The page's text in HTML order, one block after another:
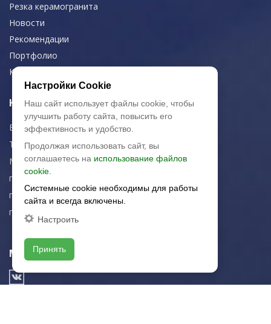
Резка керамогранита
Новости
Рекомендации
Портфолио
Контакты
Контактная информация
E-mail:zakaz@artkeramika-opt.ru
Тел.: +7 (499) 703-30-42
Московская область,
г. Красногорск
пн-чт: 09.00-18.00
пт: 09.00-17.00
Мы в соц. сетях
Настройки Cookie
Наш сайт использует файлы cookie, чтобы
улучшить работу сайта, повысить его
эффективность и удобство.
Продолжая использовать сайт, вы
соглашаетесь на использование файлов
cookie.
Системные cookie необходимы для работы
сайта и всегда включены.
Настроить
Принять